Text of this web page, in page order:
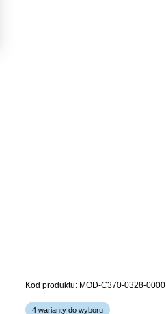
Kod produktu: MOD-C370-0328-0000
4 warianty do wyboru